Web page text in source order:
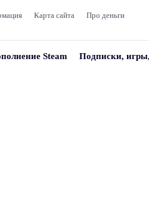
Карта сайта Про деньги
Steam Подписки,